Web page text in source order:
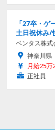
「27卒・
土日祝休み/
ベンタス株式
神奈川県
月給25万
正社員